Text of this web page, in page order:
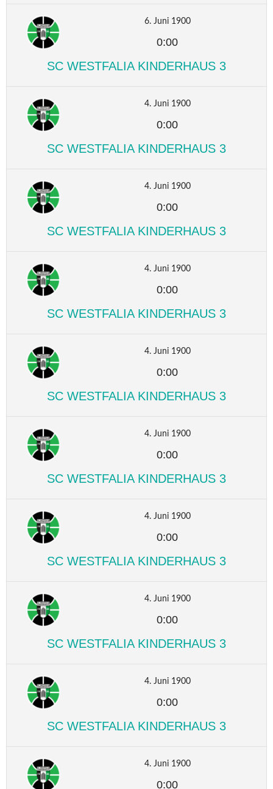
6. Juni 1900
0:00
SC WESTFALIA KINDERHAUS 3
4. Juni 1900
0:00
SC WESTFALIA KINDERHAUS 3
4. Juni 1900
0:00
SC WESTFALIA KINDERHAUS 3
4. Juni 1900
0:00
SC WESTFALIA KINDERHAUS 3
4. Juni 1900
0:00
SC WESTFALIA KINDERHAUS 3
4. Juni 1900
0:00
SC WESTFALIA KINDERHAUS 3
4. Juni 1900
0:00
SC WESTFALIA KINDERHAUS 3
4. Juni 1900
0:00
SC WESTFALIA KINDERHAUS 3
4. Juni 1900
0:00
SC WESTFALIA KINDERHAUS 3
4. Juni 1900
0:00